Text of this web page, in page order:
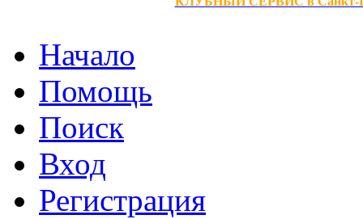
Начало
Помощь
Поиск
Вход
Регистрация